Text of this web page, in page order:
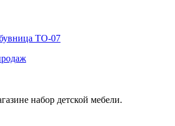
ТО-07
набор детской мебели.